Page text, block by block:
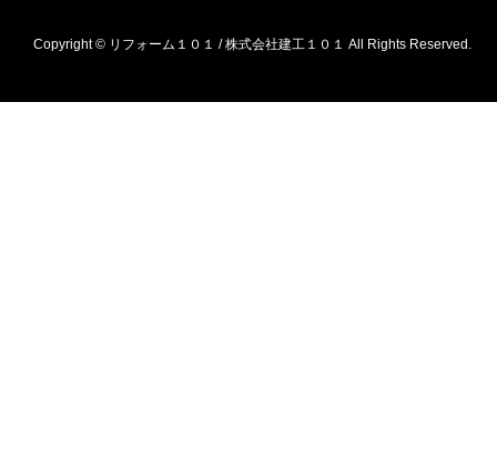
Copyright © リフォーム１０１ / 株式会社建工１０１ All Rights Reserved.